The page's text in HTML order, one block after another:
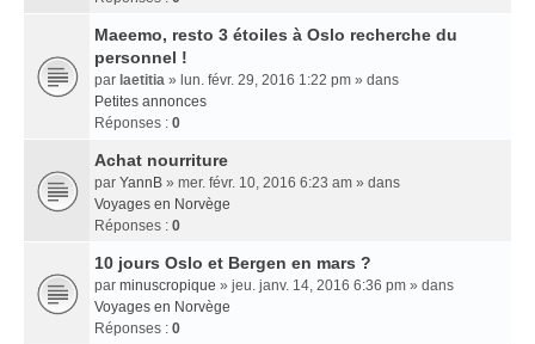
Maeemo, resto 3 étoiles à Oslo recherche du
personnel !
par laetitia » lun. févr. 29, 2016 1:22 pm » dans
Petites annonces
Réponses : 0
Achat nourriture
par YannB » mer. févr. 10, 2016 6:23 am » dans
Voyages en Norvège
Réponses : 0
10 jours Oslo et Bergen en mars ?
par minuscropique » jeu. janv. 14, 2016 6:36 pm » dans
Voyages en Norvège
Réponses : 0